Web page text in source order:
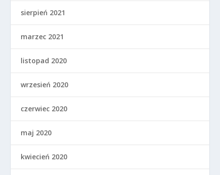
sierpień 2021
marzec 2021
listopad 2020
wrzesień 2020
czerwiec 2020
maj 2020
kwiecień 2020